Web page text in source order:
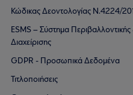
Κώδικας Δεοντολογίας Ν.4224/
ESMS – Σύστημα Περιβαλλοντικής
Διαχείρισης
GDPR - Προσωπικά Δεδομένα
Τιτλοποιήσεις